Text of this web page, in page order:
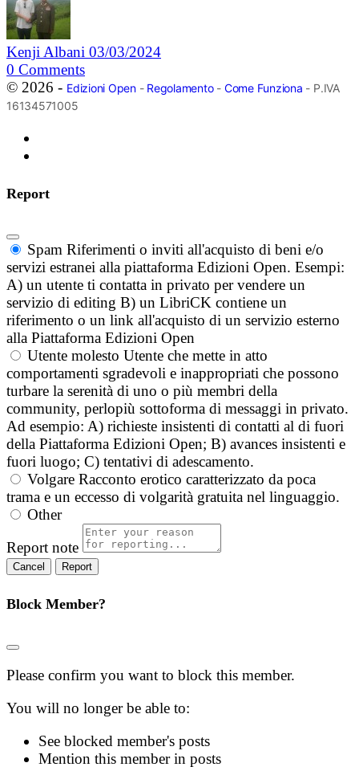
Kenji Albani 03/03/2024
0 Comments
© 2026 - Edizioni Open- Regolamento- Come Funziona - P.IVA
16134571005
Report
Spam Riferimenti o inviti all'acquisto di beni e/o
servizi estranei alla piattaforma Edizioni Open. Esempi:
A) un utente ti contatta in privato per vendere un
servizio di editing B) un LibriCK contiene un
riferimento o un link all'acquisto di un servizio esterno
alla Piattaforma Edizioni Open
Utente molesto Utente che mette in atto
comportamenti sgradevoli e inappropriati che possono
turbare la serenità di uno o più membri della
community, perlopiù sottoforma di messaggi in privato.
Ad esempio: A) richieste insistenti di contatti al di fuori
della Piattaforma Edizioni Open; B) avances insistenti e
fuori luogo; C) tentativi di adescamento.
Volgare Racconto erotico caratterizzato da poca
trama e un eccesso di volgarità gratuita nel linguaggio.
Other
Report note
Report
Block Member?
Please confirm you want to block this member.
You will no longer be able to:
See blocked member's posts
Mention this member in posts